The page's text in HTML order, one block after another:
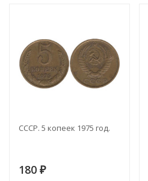
СССР. 5 копеек 1975 год.
180 ₽